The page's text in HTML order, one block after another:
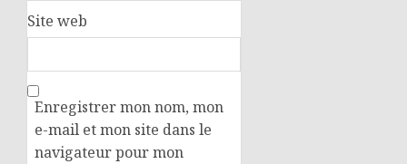
Site web
Enregistrer mon nom, mon
e-mail et mon site dans le
navigateur pour mon